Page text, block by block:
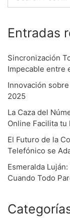
Entradas
Sincronización
Impecable entre
Innovación
2025
La Caza del
Online Facilita
El Futuro de la
Telefónico se
Esmeralda
Cuando Todo